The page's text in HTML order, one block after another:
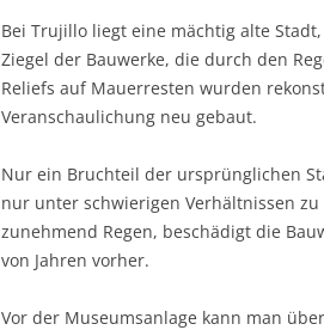
Bei Trujillo liegt eine mächtig alte
Ziegel der Bauwerke, die durch den
Reliefs auf Mauerresten wurden
Veranschaulichung neu gebaut.
Nur ein Bruchteil der ursprünglichen
nur unter schwierigen Verhältnissen
zunehmend Regen, beschädigt die
von Jahren vorher.
Vor der Museumsanlage kann man